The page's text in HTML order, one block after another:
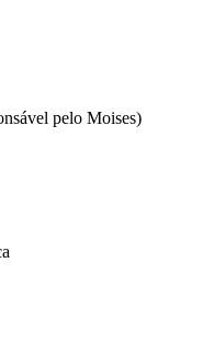
pelo Moises)